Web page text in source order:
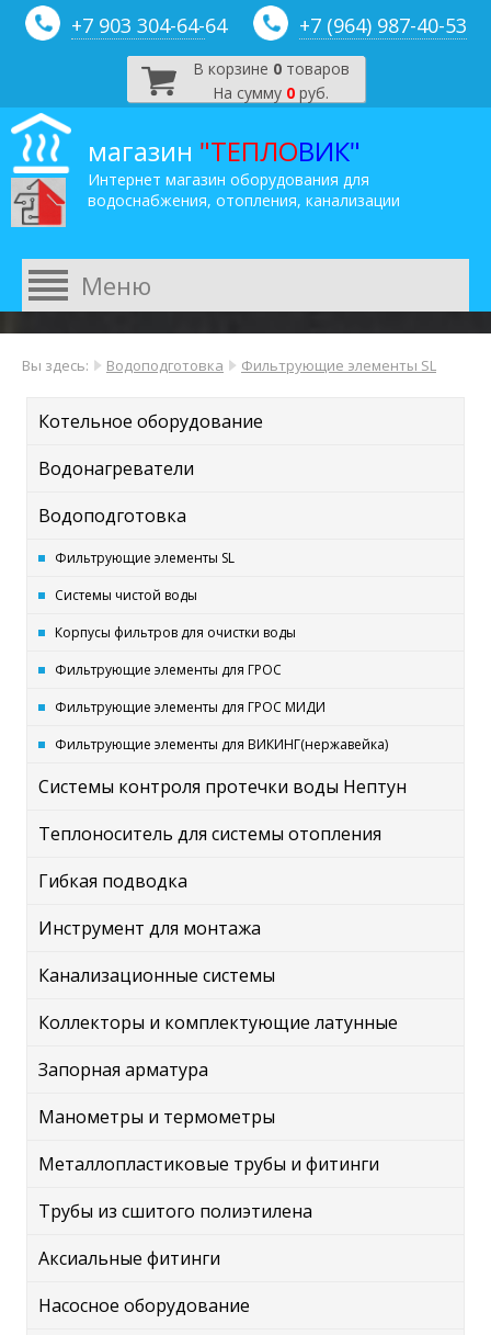
+7 903 304-64-64 +7 (964) 987-40-53
В корзине 0товаров
На сумму 0 руб.
магазин "ТЕПЛОВИК"
Интернет магазин оборудования для
водоснабжения, отопления, канализации
Вы здесь: Водоподготовка Фильтрующие элементы SL
Котельное оборудование
Водонагреватели
Водоподготовка
Фильтрующие элементы SL
Системы чистой воды
Корпусы фильтров для очистки воды
Фильтрующие элементы для ГРОС
Фильтрующие элементы для ГРОС МИДИ
Фильтрующие элементы для ВИКИНГ(нержавейка)
Системы контроля протечки воды Нептун
Теплоноситель для системы отопления
Гибкая подводка
Инструмент для монтажа
Канализационные системы
Коллекторы и комплектующие латунные
Запорная арматура
Манометры и термометры
Металлопластиковые трубы и фитинги
Трубы из сшитого полиэтилена
Аксиальные фитинги
Насосное оборудование